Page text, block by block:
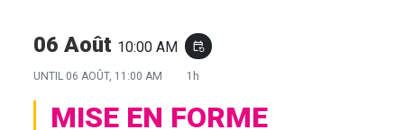
06 Août 10:00 AM event_repeat
UNTIL 06 AOÛT, 11:00 AM 1h
MISE EN FORME